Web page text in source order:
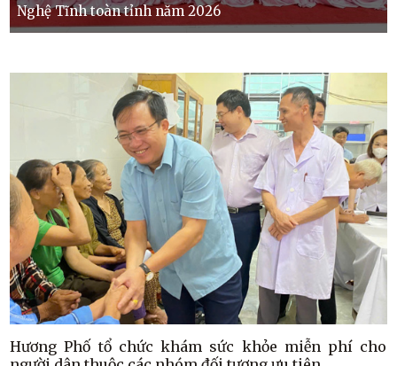
Nghệ Tĩnh toàn tỉnh năm 2026
Hương Phố tổ chức khám sức khỏe miễn phí cho